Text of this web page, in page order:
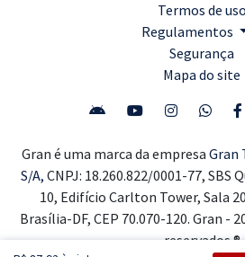
Termos de uso
Regulamentos
Segurança
Mapa do site
Gran é uma marca da empresa Gran
S/A, CNPJ: 18.260.822/0001-77, SBS
10, Edifício Carlton Tower, Sala
Brasília-DF, CEP 70.070-120. Gran -
reservados ®